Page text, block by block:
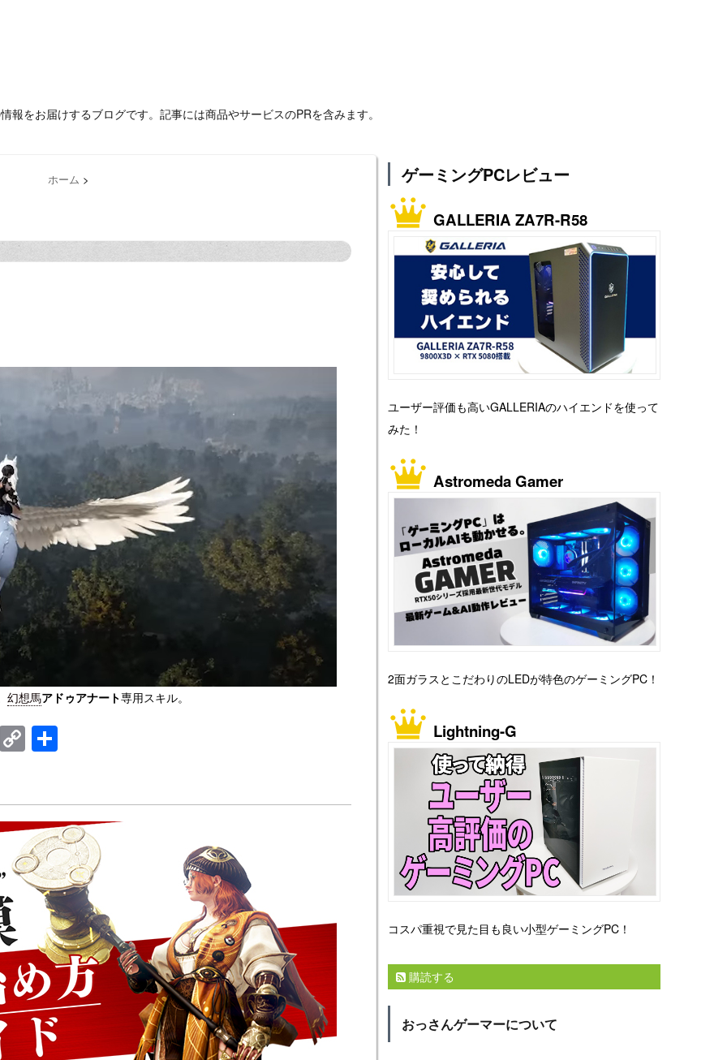
報をお届けするブログです。記事には商品やサービスのPRを含みます。
ホーム >
幻想馬アドゥアナート専用スキル。
E
m
C
o
y
Li
n
k
ゲーミングPCレビュー
GALLERIA ZA7R-R58
ユーザー評価も高いGALLERIAのハイエンドを使って
みた！
Astromeda Gamer
2面ガラスとこだわりのLEDが特色のゲーミングPC！
Lightning-G
コスパ重視で見た目も良い小型ゲーミングPC！
購読する
おっさんゲーマーについて